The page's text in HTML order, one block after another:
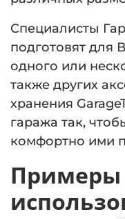
Специалисты
подготовят для
одного или
также других
хранения
гаража так,
комфортно ими
Примеры